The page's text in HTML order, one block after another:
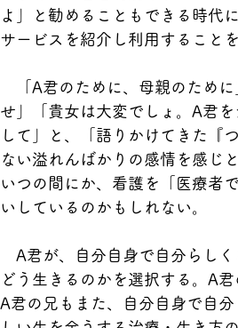
よ」と勧めることもできる時代
サービスを紹介し利用することを
「A君のために、母親のために
せ」「貴女は大変でしょ。A君
して」と、「語りかけてきた『
ない溢れんばかりの感情を感じ
いつの間にか、看護を「医療者
いしているのかもしれない。
A君が、自分自身で自分らしく
どう生きるのかを選択する。A
A君の兄もまた、自分自身で自